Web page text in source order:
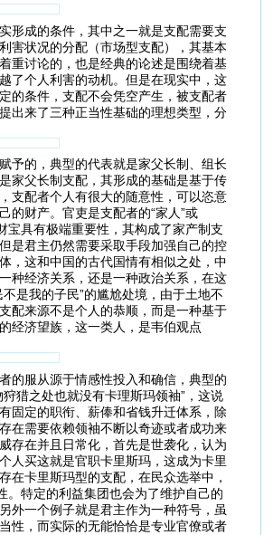
形成的条件，其中之一就是支配需要支
害状况的分配（市场型支配），其基本
重讨论的，也是经典的论述是围绕着基
了个人利害的动机。但是在现实中，这
的条件，支配不会凭空产生，被支配者
出来了三种正当性基础的理想类型，分
予的，典型的代表就是家父长制、组长
家父长制支配，其形成的基础是基于传
支配者个人有很大的随意性，可以恣意
的财产。官吏是支配者的“家人”或
宝具有极端重要性，其构成了家产制支
是君主仍然需要采取手段加强自己的控
，这和中国的古代国情有相似之处，中
种经济关系，还是一种政治关系，在这
是我的子民”的尴尬处境，由于土地不
配来源不是个人的恭顺，而是一种基于
经济望族，这一类人，是韦伯观点
的服从源于情感性投入和确信，典型的
猎之处也就没有卡理斯玛领袖”，这说
固定的职衔、薪俸和省钱升迁体系，除
在需要依赖领袖不断以奇迹或者成功来
存在并且日常化，首先是世袭化，认为
人买这就是官职卡里斯玛，这成为卡里
在卡里斯玛型的支配，在民众选举中，
。特定的利益集团也会为了维护自己的
外一个例子就是君主作为一种符号，虽
性，而实际的无能恰恰是专业官僚或者